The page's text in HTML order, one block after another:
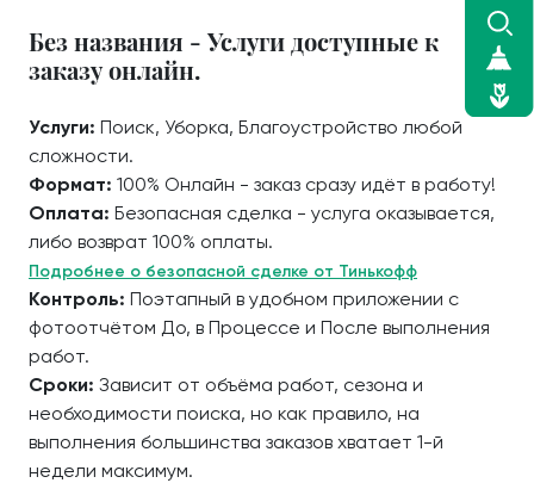
Без названия - Услуги доступные к
заказу онлайн.
Услуги: Поиск, Уборка, Благоустройство любой
сложности.
Формат: 100% Онлайн - заказ сразу идёт в работу!
Оплата: Безопасная сделка - услуга оказывается,
либо возврат 100% оплаты.
Подробнее о безопасной сделке от Тинькофф
Контроль: Поэтапный в удобном приложении с
фотоотчётом До, в Процессе и После выполнения
работ.
Сроки: Зависит от объёма работ, сезона и
необходимости поиска, но как правило, на
выполнения большинства заказов хватает 1-й
недели максимум.